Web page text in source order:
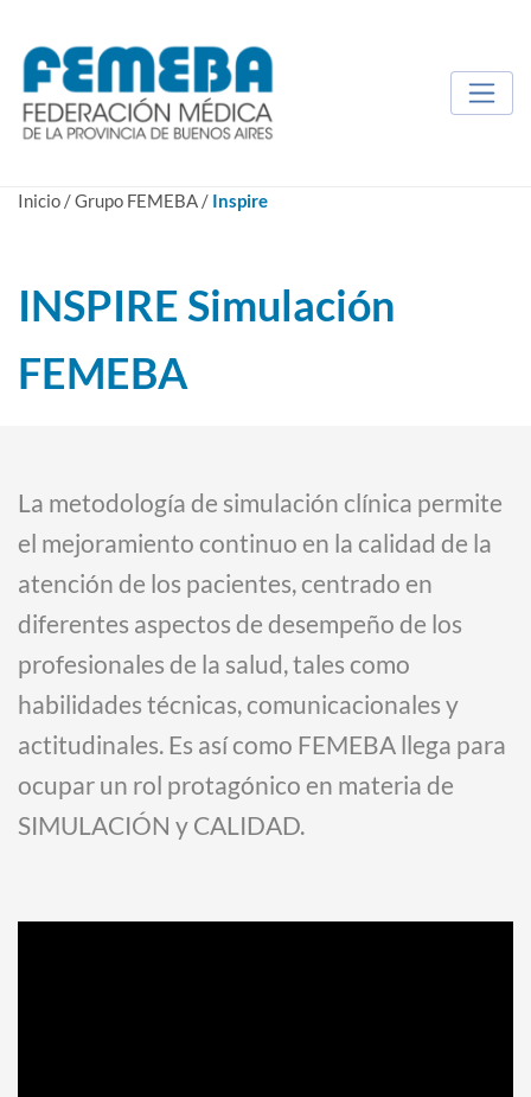
Inicio /Grupo FEMEBA / Inspire
INSPIRE Simulación
FEMEBA
La metodología de simulación clínica permite
el mejoramiento continuo en la calidad de la
atención de los pacientes, centrado en
diferentes aspectos de desempeño de los
profesionales de la salud, tales como
habilidades técnicas, comunicacionales y
actitudinales. Es así como FEMEBA llega para
ocupar un rol protagónico en materia de
SIMULACIÓN y CALIDAD.